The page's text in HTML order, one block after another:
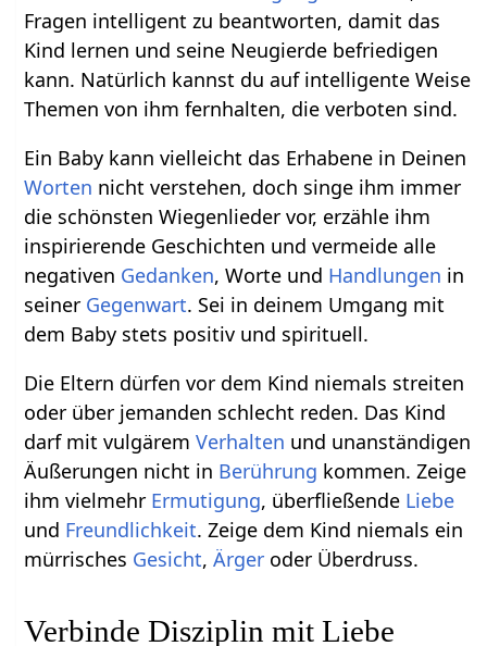
Fragen intelligent zu beantworten, damit das
Kind lernen und seine Neugierde befriedigen
kann. Natürlich kannst du auf intelligente Weise
Themen von ihm fernhalten, die verboten sind.
Ein Baby kann vielleicht das Erhabene in Deinen
Worten nicht verstehen, doch singe ihm immer
die schönsten Wiegenlieder vor, erzähle ihm
inspirierende Geschichten und vermeide alle
negativen Gedanken, Worte und Handlungen in
seiner Gegenwart. Sei in deinem Umgang mit
dem Baby stets positiv und spirituell.
Die Eltern dürfen vor dem Kind niemals streiten
oder über jemanden schlecht reden. Das Kind
darf mit vulgäremVerhalten und unanständigen
Äußerungen nicht in Berührung kommen. Zeige
ihm vielmehr Ermutigung, überfließende Liebe
und Freundlichkeit. Zeige dem Kind niemals ein
mürrisches Gesicht,Ärger oder Überdruss.
Verbinde Disziplin mit Liebe